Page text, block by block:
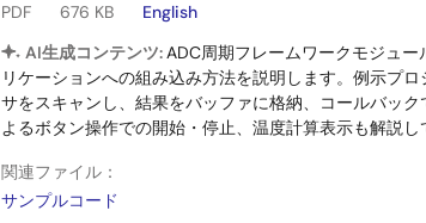
PDF
676 KB
English
AI生成コンテンツ:ADC周期フレームワークモジュ
リケーションへの組み込み方法を説明します。例示プ
サをスキャンし、結果をバッファに格納、コールバッ
よるボタン操作での開始・停止、温度計算表示も解説し
関連ファイル：
サンプルコード